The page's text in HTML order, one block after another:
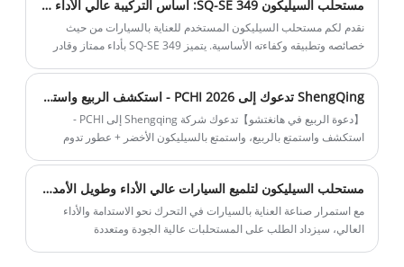
مستحلب السيليكون SQ-SE 349: أساس التركيبة عالي الأداء للعناية بالسيارات
نقدم لكم مستحلب السيليكون المستخدم للعناية بالسيارات من حيث
خصائصه وتطبيقه وكفاءته الأساسية. يتميز SQ-SE 349 بأداء ممتاز وقادر
ShengQing تدعوك إلى PCHI 2026 - استكشف الربيع واستمتع به، واستمتع بالسيليكون الأخضر والعطور طويلة الأمد
【دعوة الربيع في هانغتشو】تدعوك شركة Shengqing إلى PCHI -
استكشف واستمتع بالربيع، واستمتع بالسيليكون الأخضر + عطور تدوم
مستحلب السيليكون لتلميع السيارات عالي الأداء وطويل الأمد ومقاوم للماء
مع استمرار صناعة العناية بالسيارات في التحرك نحو الاستدامة والأداء
العالي، سيزداد الطلب على المستحلبات عالية الجودة ومتعددة